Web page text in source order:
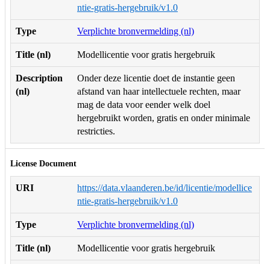
ntie-gratis-hergebruik/v1.0
Type Verplichte bronvermelding (nl)
Title (nl) Modellicentie voor gratis hergebruik
Description
(nl)
Onder deze licentie doet de instantie geen
afstand van haar intellectuele rechten, maar
mag de data voor eender welk doel
hergebruikt worden, gratis en onder minimale
restricties.
License Document
URI
https://data.vlaanderen.be/id/licentie/modellice
ntie-gratis-hergebruik/v1.0
Type Verplichte bronvermelding (nl)
Title (nl) Modellicentie voor gratis hergebruik